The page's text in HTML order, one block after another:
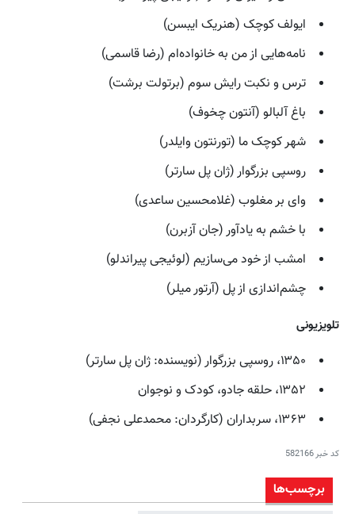
ایولف کوچک (هنریک ایبسن)
نامه‌هایی از من به خانواده‌ام (رضا قاسمی)
ترس و نکبت رایش سوم (برتولت برشت)
باغ آلبالو (آنتون چخوف)
شهر کوچک ما (تورنتون وایلدر)
روسپی بزرگوار (ژان پل سارتر)
وای بر مغلوب (غلامحسین ساعدی)
با خشم به یادآور (جان آزبرن)
امشب از خود می‌سازیم (لوئیجی پیراندلو)
چشم‌اندازی از پل (آرتور میلر)
تلویزیونی
۱۳۵۰، روسپی بزرگوار (نویسنده: ژان پل سارتر)
۱۳۵۲، حلقه جادو، کودک و نوجوان
۱۳۶۳، سربداران (کارگردان: محمدعلی نجفی)
کد خبر582166
برچسب‌ها